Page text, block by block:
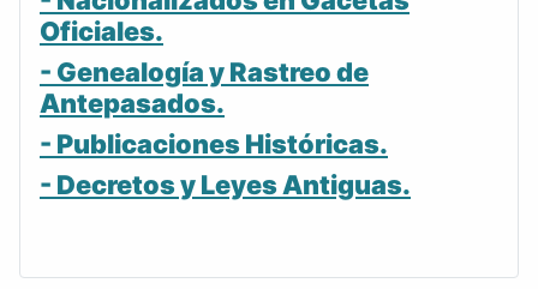
Oficiales.
- Genealogía y Rastreo de
Antepasados.
- Publicaciones Históricas.
- Decretos y Leyes Antiguas.